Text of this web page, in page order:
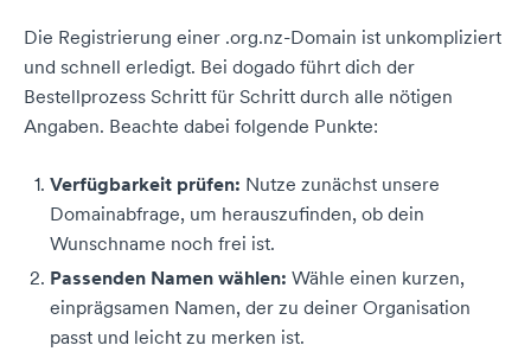
Die Registrierung einer .org.nz-Domain ist unkompliziert
und schnell erledigt. Bei dogado führt dich der
Bestellprozess Schritt für Schritt durch alle nötigen
Angaben. Beachte dabei folgende Punkte:
Verfügbarkeit prüfen: Nutze zunächst unsere
Domainabfrage, um herauszufinden, ob dein
Wunschname noch frei ist.
Passenden Namen wählen: Wähle einen kurzen,
einprägsamen Namen, der zu deiner Organisation
passt und leicht zu merken ist.